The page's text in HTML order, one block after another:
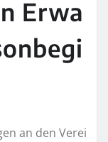
Erwa
an den Verei